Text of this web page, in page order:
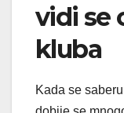
vidi se
kluba
Kada se